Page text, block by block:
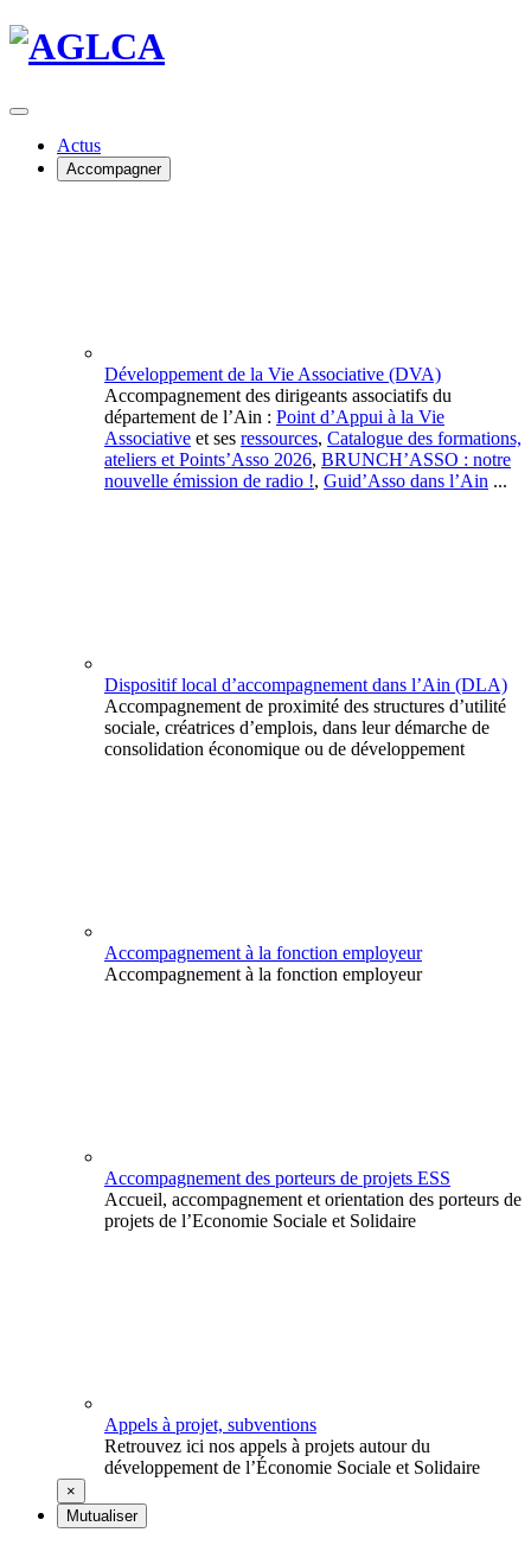
Actus
Accompagner
Développement de la Vie Associative (DVA)
Accompagnement des dirigeants associatifs du
département de l’Ain : Point d’Appui à la Vie
Associative et ses ressources, Catalogue des formations,
ateliers et Points’Asso 2026, BRUNCH’ASSO : notre
nouvelle émission de radio !, Guid’Asso dans l’Ain ...
Dispositif local d’accompagnement dans l’Ain (DLA)
Accompagnement de proximité des structures d’utilité
sociale, créatrices d’emplois, dans leur démarche de
consolidation économique ou de développement
Accompagnement à la fonction employeur
Accompagnement à la fonction employeur
Accompagnement des porteurs de projets ESS
Accueil, accompagnement et orientation des porteurs de
projets de l’Economie Sociale et Solidaire
Appels à projet, subventions
Retrouvez ici nos appels à projets autour du
développement de l’Économie Sociale et Solidaire
×
Mutualiser